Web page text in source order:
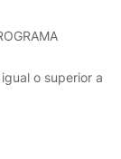
o superior a